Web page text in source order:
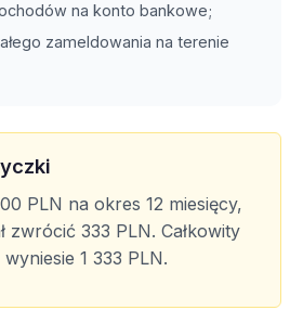
na konto bankowe;
zameldowania na terenie
PLN na okres 12 miesięcy,
zwrócić 333 PLN. Całkowity
1 333 PLN.